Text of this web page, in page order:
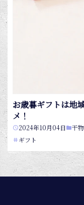
お歳暮ギフトは地
メ！
2024年10月04日 干
ギフト